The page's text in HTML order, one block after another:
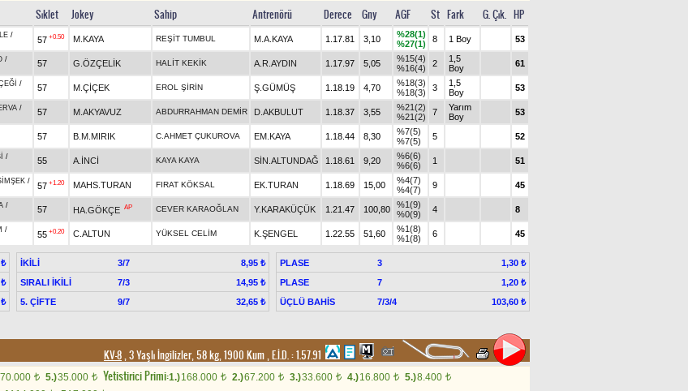
Sıklet Jokey Sahip Antrenörü Derece Gny AGF St Fark G. Çık. HP
/
57 +0.50 M.KAYA REŞİT TUMBUL M.A.KAYA 1.17.81 3,10
%28(1)
%27(1)
8 1 Boy 53
/
57 G.ÖZÇELİK HALİT KEKİK A.R.AYDIN 1.17.97 5,05
%15(4)
%16(4)
2
1,5
Boy
61
/
57 M.ÇİÇEK EROL ŞİRİN Ş.GÜMÜŞ 1.18.19 4,70
%18(3)
%18(3)
3
1,5
Boy
53
/
57 M.AKYAVUZ ABDURRAHMAN DEMİR D.AKBULUT 1.18.37 3,55
%21(2)
%21(2)
7
Yarım
Boy
53
57 B.M.MIRIK C.AHMET ÇUKUROVA EM.KAYA 1.18.44 8,30
%7(5)
%7(5)
5 52
/
55 A.İNCİ KAYA KAYA SİN.ALTUNDAĞ 1.18.61 9,20
%6(6)
%6(6)
1 51
/
57 +1.20 MAHS.TURAN FIRAT KÖKSAL EK.TURAN 1.18.69 15,00
%4(7)
%4(7)
9 45
/
57 HA.GÖKÇE AP CEVER KARAOĞLAN Y.KARAKÜÇÜK 1.21.47 100,80
%1(9)
%0(9)
4 8
/
55 +0.20 C.ALTUN YÜKSEL CELİM K.ŞENGEL 1.22.55 51,60
%1(8)
%1(8)
6 45
İKİLİ 3/7
8,95 ₺
SIRALI İKİLİ
7/3
14,95 ₺
5. ÇİFTE
9/7 32,65 ₺
PLASE 3
1,30 ₺
PLASE
7
1,20 ₺
ÜÇLÜ BAHİS
7/3/4 103,60 ₺
KV-8, 3 Yaşlı İngilizler, 58 kg, 1900 Kum,E.İ.D. :1.57.91
70.000 t 5.)35.000 t Yetistirici Primi:1.)168.000 t 2.)67.200 t 3.)33.600 t 4.)16.800 t 5.)8.400 t